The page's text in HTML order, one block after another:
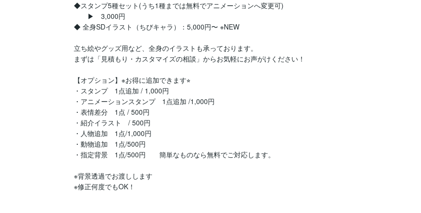
◆スタンプ5種セット(うち1種までは無料でアニメーションへ変更可)
▶︎　3,000円
◆ 全身SDイラスト（ちびキャラ）：5,000円〜 ※NEW
立ち絵やグッズ用など、全身のイラストも承っております。
まずは「見積もり・カスタマイズの相談」からお気軽にお声がけください！
【オプション】※お得に追加できます⭐︎
・スタンプ　1点追加 / 1,000円
・アニメーションスタンプ　1点追加 /1,000円
・表情差分　1点 / 500円
・紹介イラスト　/ 500円
・人物追加　1点/1,000円
・動物追加　1点/500円
・指定背景　1点/500円　　簡単なものなら無料でご対応します。
※背景透過でお渡しします
※修正何度でもOK！